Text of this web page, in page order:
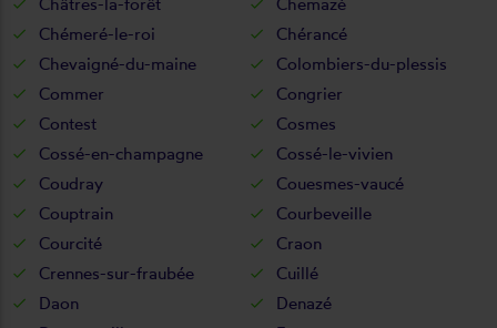
Chémeré-le-roi
Chérancé
Chevaigné-du-maine
Colombiers-du-plessis
Commer
Congrier
Contest
Cosmes
Cossé-en-champagne
Cossé-le-vivien
Coudray
Couesmes-vaucé
Couptrain
Courbeveille
Courcité
Craon
Crennes-sur-fraubée
Cuillé
Daon
Denazé